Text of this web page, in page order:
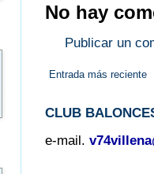
No hay
Publicar un
Entrada más reciente
CLUB
e-mail.